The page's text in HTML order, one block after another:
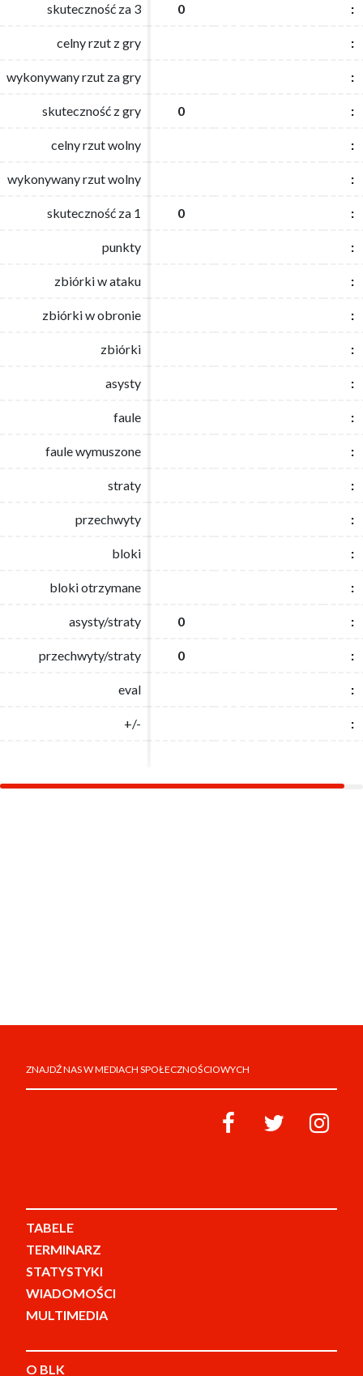
skuteczność za 3 0 :
celny rzut z gry :
wykonywany rzut za gry :
skuteczność z gry 0 :
celny rzut wolny :
wykonywany rzut wolny :
skuteczność za 1 0 :
punkty :
zbiórki w ataku :
zbiórki w obronie :
zbiórki :
asysty :
faule :
faule wymuszone :
straty :
przechwyty :
bloki :
bloki otrzymane :
asysty/straty 0 :
przechwyty/straty 0 :
eval :
+/- :
skuteczność za 3 0 :
celny rzut z gry :
wykonywany rzut za gry :
skuteczność z gry 0 :
celny rzut wolny :
wykonywany rzut wolny :
skuteczność za 1 0 :
punkty :
zbiórki w ataku :
zbiórki w obronie :
zbiórki :
asysty :
faule :
faule wymuszone :
straty :
przechwyty :
bloki :
bloki otrzymane :
asysty/straty 0 :
przechwyty/straty 0 :
eval :
+/- :
ZNAJDŹ NAS W MEDIACH SPOŁECZNOŚCIOWYCH
TABELE
TERMINARZ
STATYSTYKI
WIADOMOŚCI
MULTIMEDIA
O BLK